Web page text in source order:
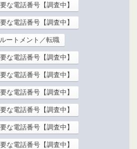
な電話番号【調査中】
な電話番号【調査中】
ートメント／転職
な電話番号【調査中】
な電話番号【調査中】
な電話番号【調査中】
な電話番号【調査中】
な電話番号【調査中】
な電話番号【調査中】